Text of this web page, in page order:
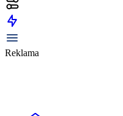
Reklama